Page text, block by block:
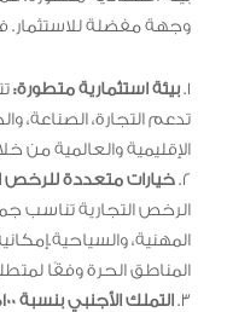
وجهة مفضلة للاستثمار.
1. بيئة استثمارية متطورة:
تدعم التجارة، الصناعة،
الإقليمية والعالمية من
2. خيارات متعددة للرخص
الرخص التجارية تناسب
المهنية،
المناطق الحرة وفقًا
3.
التملك الأجنبي بنسبة 100%: